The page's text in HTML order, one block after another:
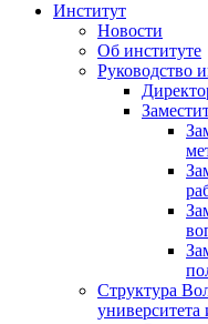
Институт
Новости
Об институте
Руководство
Структура